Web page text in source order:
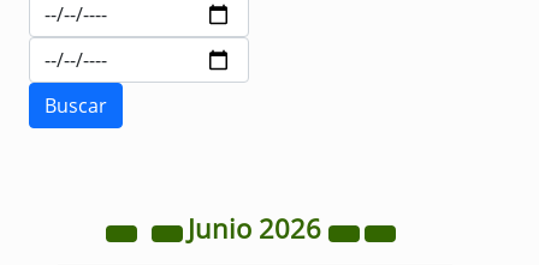
Junio 2026